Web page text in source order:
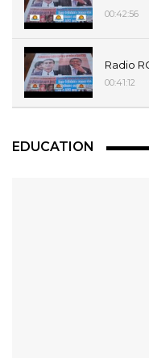
00:42:56
Radio
00:41:12
EDUCATION